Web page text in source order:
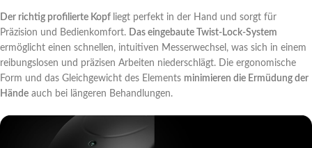
Der richtig profilierte Kopf liegt perfekt in der Hand und sorgt für
Präzision und Bedienkomfort. Das eingebaute Twist-Lock-System
ermöglicht einen schnellen, intuitiven Messerwechsel, was sich in einem
reibungslosen und präzisen Arbeiten niederschlägt. Die ergonomische
Form und das Gleichgewicht des Elements minimieren die Ermüdung der
Hände auch bei längeren Behandlungen.